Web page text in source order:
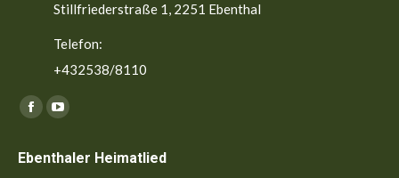
Stillfriederstraße 1, 2251 Ebenthal
Telefon:
+432538/8110
Finden Sie uns auf:
Facebook
opens
YouTube
opens
Ebenthaler Heimatlied